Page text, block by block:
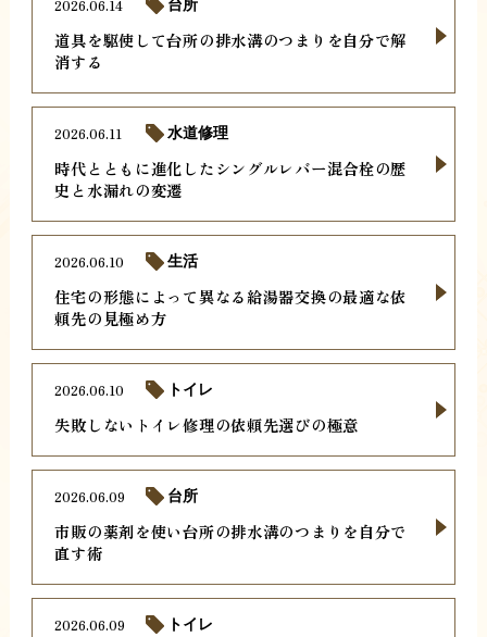
道具を駆使して台所の排水溝のつまりを自分で解
消する
2026.06.14 台所
時代とともに進化したシングルレバー混合栓の歴
史と水漏れの変遷
2026.06.11 水道修理
住宅の形態によって異なる給湯器交換の最適な依
頼先の見極め方
2026.06.10 生活
失敗しないトイレ修理の依頼先選びの極意
2026.06.10 トイレ
市販の薬剤を使い台所の排水溝のつまりを自分で
直す術
2026.06.09 台所
2026.06.09 トイレ